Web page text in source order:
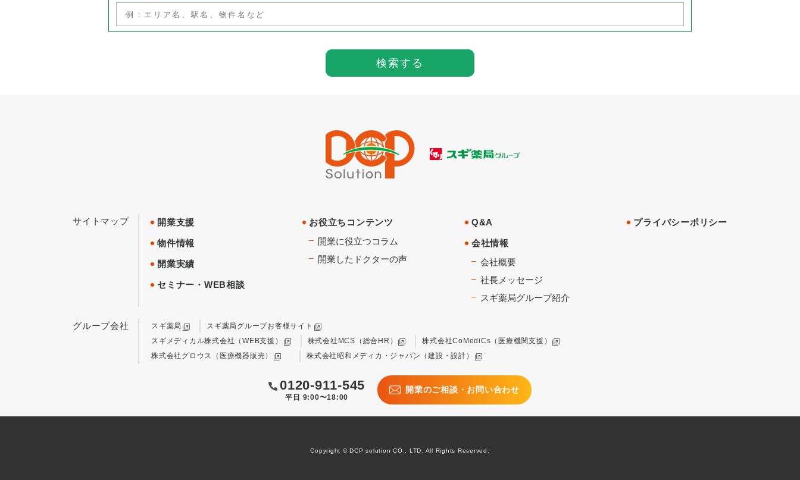
検索する
サイトマップ 開業支援
物件情報
開業実績
セミナー・WEB相談
お役立ちコンテンツ
開業に役立つコラム
開業したドクターの声
Q&A
会社情報
会社概要
社長メッセージ
スギ薬局グループ紹介
プライバシーポリシー
グループ会社 スギ薬局
スギ薬局グループお客様サイト
スギメディカル株式会社（WEB支援）
株式会社MCS（総合HR）
株式会社CoMediCs（医療機関支援）
株式会社グロウス（医療機器販売）
株式会社昭和メディカ・ジャパン（建設・設計）
0120-911-545
平日 9:00〜18:00
開業のご相談・お問い合わせ
Copyright © DCP solution CO., LTD. All Rights Reserved.